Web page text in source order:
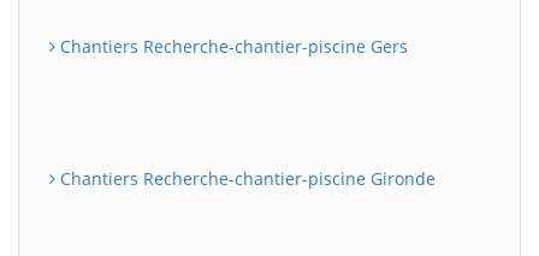
Chantiers Recherche-chantier-piscine Gers
Chantiers Recherche-chantier-piscine Gironde